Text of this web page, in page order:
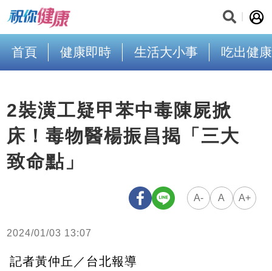
首頁 健康即時 生活大小事 吃出健康
2裝潢工疑甲苯中毒陳屍掀
床！毒物醫楊振昌揭「三大
致命點」
A- A A+
2024/01/03 13:07
記者黃仲丘／台北報導